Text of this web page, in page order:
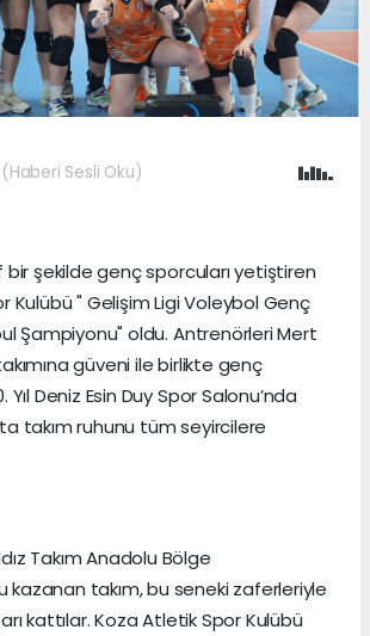
(Haberi Sesli Oku)
şekilde genç sporcuları yetiştiren
Kulübü " Gelişim Ligi Voleybol Genç
Şampiyonu" oldu. Antrenörleri Mert
güveni ile birlikte genç
Yıl Deniz Esin Duy Spor Salonu’nda
takım ruhunu tüm seyircilere
Takım Anadolu Bölge
kazanan takım, bu seneki zaferleriyle
kattılar. Koza Atletik Spor Kulübü